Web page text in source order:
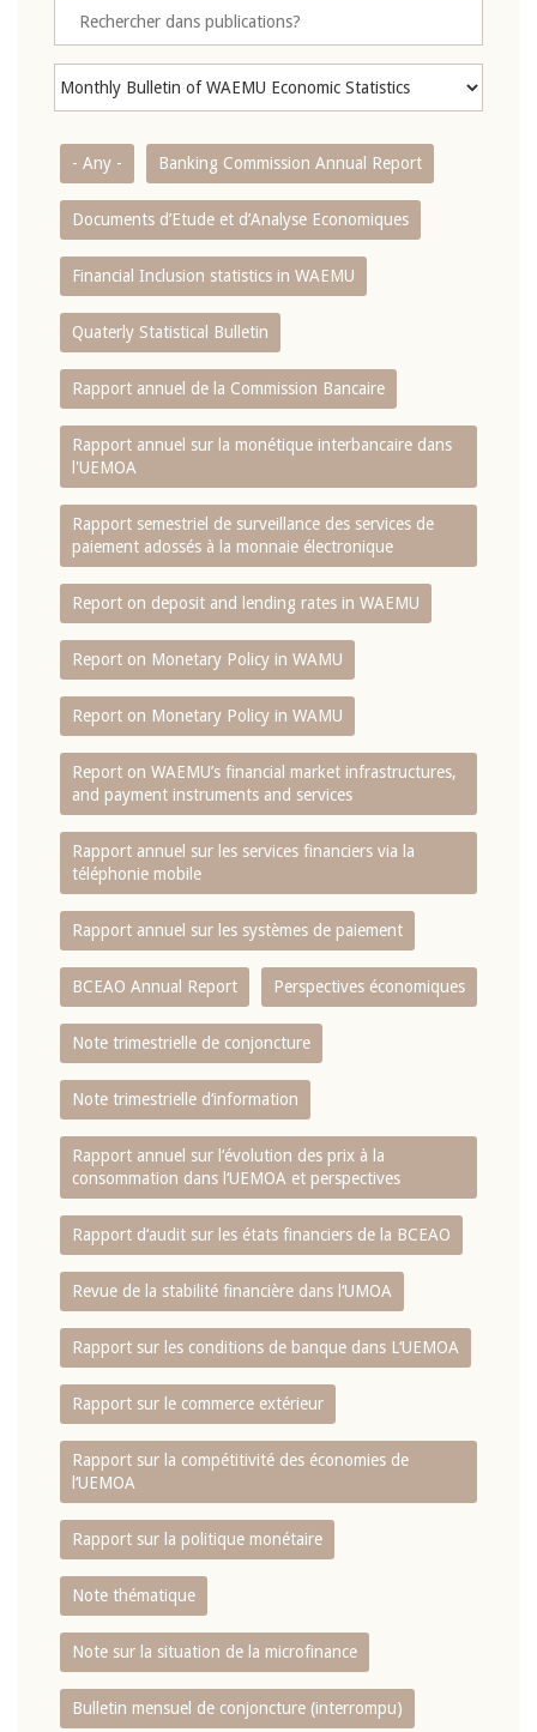
- Any - Banking Commission Annual Report
Documents d’Etude et d’Analyse Economiques
Financial Inclusion statistics in WAEMU
Quaterly Statistical Bulletin
Rapport annuel de la Commission Bancaire
Rapport annuel sur la monétique interbancaire dans
l'UEMOA
Rapport semestriel de surveillance des services de
paiement adossés à la monnaie électronique
Report on deposit and lending rates in WAEMU
Report on Monetary Policy in WAMU
Report on Monetary Policy in WAMU
Report on WAEMU’s financial market infrastructures,
and payment instruments and services
Rapport annuel sur les services financiers via la
téléphonie mobile
Rapport annuel sur les systèmes de paiement
BCEAO Annual Report Perspectives économiques
Note trimestrielle de conjoncture
Note trimestrielle d‘information
Rapport annuel sur l‘évolution des prix à la
consommation dans l‘UEMOA et perspectives
Rapport d‘audit sur les états financiers de la BCEAO
Revue de la stabilité financière dans l‘UMOA
Rapport sur les conditions de banque dans L‘UEMOA
Rapport sur le commerce extérieur
Rapport sur la compétitivité des économies de
l‘UEMOA
Rapport sur la politique monétaire
Note thématique
Note sur la situation de la microfinance
Bulletin mensuel de conjoncture (interrompu)